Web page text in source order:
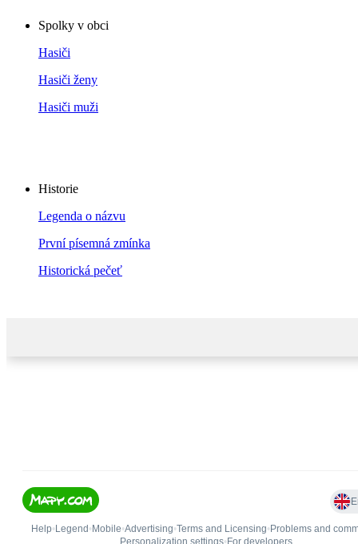
Spolky v obci
Hasiči
Hasiči ženy
Hasiči muži
Historie
Legenda o názvu
První písemná zmínka
Historická pečeť